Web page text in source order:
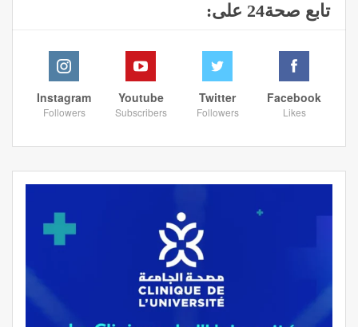
تابع صحة24 على:
Facebook
Likes
Twitter
Followers
Youtube
Subscribers
Instagram
Followers